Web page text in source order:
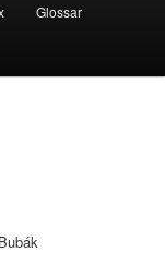
Glossar